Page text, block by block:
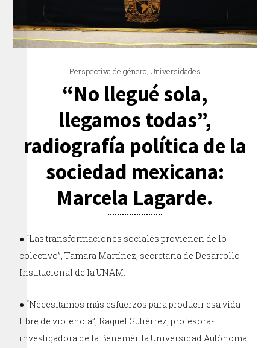
Perspectiva de género, Universidades
“No llegué sola,
llegamos todas”,
radiografía política de la
sociedad mexicana:
Marcela Lagarde.
● “Las transformaciones sociales provienen de lo
colectivo”, Tamara Martínez, secretaria de Desarrollo
Institucional de la UNAM.
● “Necesitamos más esfuerzos para producir esa vida
libre de violencia”, Raquel Gutiérrez, profesora-
investigadora de la Benemérita Universidad Autónoma